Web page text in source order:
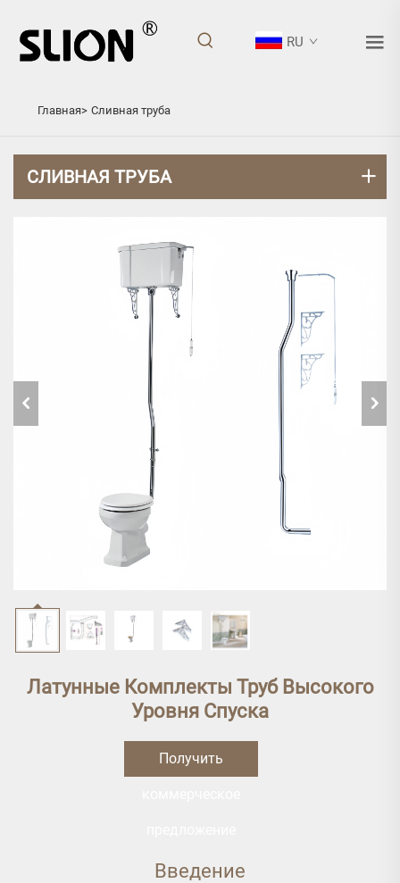
RU
Главная> Сливная труба
СЛИВНАЯ ТРУБА
Латунные Комплекты Труб Высокого
Уровня Спуска
Получить
Введение